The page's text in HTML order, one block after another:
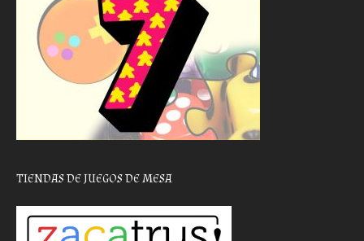
TIENDAS DE JUEGOS DE MESA